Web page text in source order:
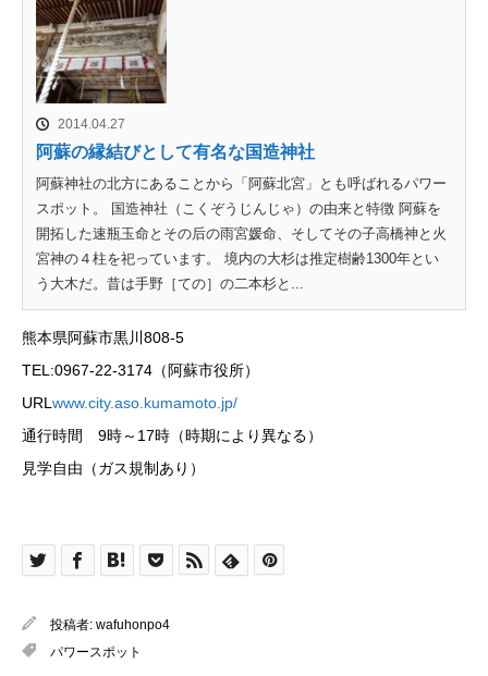
2014.04.27
阿蘇の縁結びとして有名な国造神社
阿蘇神社の北方にあることから「阿蘇北宮」とも呼ばれるパワー
スポット。 国造神社（こくぞうじんじゃ）の由来と特徴 阿蘇を
開拓した速瓶玉命とその后の雨宮媛命、そしてその子高橋神と火
宮神の４柱を祀っています。 境内の大杉は推定樹齢1300年とい
う大木だ。昔は手野［ての］の二本杉と...
熊本県阿蘇市黒川808-5
TEL:0967-22-3174（阿蘇市役所）
URL www.city.aso.kumamoto.jp/
通行時間 9時～17時（時期により異なる）
見学自由（ガス規制あり）
投稿者: wafuhonpo4
パワースポット